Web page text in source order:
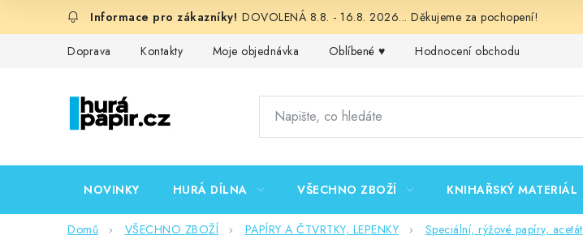
DOVOLENÁ 8.8. - 16.8. 2026... Děkujeme za pochopení!
Doprava Kontakty Moje objednávka Oblíbené ♥️ Hodnocení obchodu
NOVINKY HURÁ DÍLNA VŠECHNO ZBOŽÍ KNIHAŘSKÝ MATERIÁL
Domů VŠECHNO ZBOŽÍ PAPÍRY A ČTVRTKY, LEPENKY Speciální, rýžové papíry, acetát